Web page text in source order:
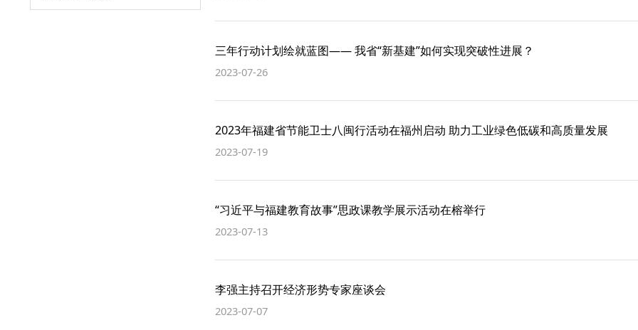
三年行动计划绘就蓝图—— 我省“新基建”如何实现突破性进展？
2023-07-26
2023年福建省节能卫士八闽行活动在福州启动 助力工业绿色低碳和高质量发展
2023-07-19
“习近平与福建教育故事”思政课教学展示活动在榕举行
2023-07-13
李强主持召开经济形势专家座谈会
2023-07-07